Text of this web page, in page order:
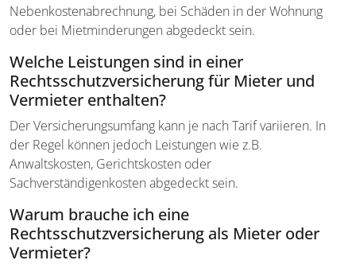
Nebenkostenabrechnung, bei Schäden in der Wohnung
oder bei Mietminderungen abgedeckt sein.
Welche Leistungen sind in einer
Rechtsschutzversicherung für Mieter und
Vermieter enthalten?
Der Versicherungsumfang kann je nach Tarif variieren. In
der Regel können jedoch Leistungen wie z.B.
Anwaltskosten, Gerichtskosten oder
Sachverständigenkosten abgedeckt sein.
Warum brauche ich eine
Rechtsschutzversicherung als Mieter oder
Vermieter?